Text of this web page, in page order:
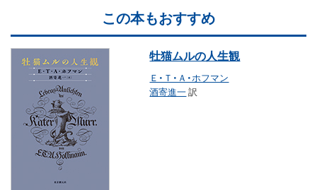
この本もおすすめ
牡猫ムルの人生観
Ｅ・Ｔ・Ａ・ホフマン
酒寄進一訳